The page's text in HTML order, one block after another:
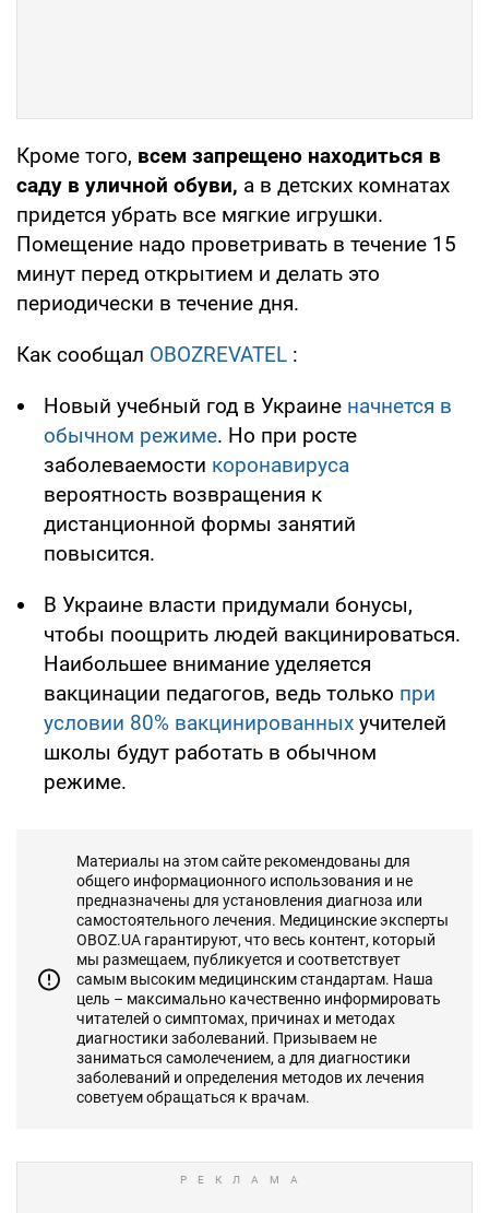
Кроме того, всем запрещено находиться в
саду в уличной обуви, а в детских комнатах
придется убрать все мягкие игрушки.
Помещение надо проветривать в течение 15
минут перед открытием и делать это
периодически в течение дня.
Как сообщал OBOZREVATEL :
Новый учебный год в Украине начнется в
обычном режиме. Но при росте
заболеваемости коронавируса
вероятность возвращения к
дистанционной формы занятий
повысится.
В Украине власти придумали бонусы,
чтобы поощрить людей вакцинироваться.
Наибольшее внимание уделяется
вакцинации педагогов, ведь только при
условии 80% вакцинированных учителей
школы будут работать в обычном
режиме.
Материалы на этом сайте рекомендованы для
общего информационного использования и не
предназначены для установления диагноза или
самостоятельного лечения. Медицинские эксперты
OBOZ.UA гарантируют, что весь контент, который
мы размещаем, публикуется и соответствует
самым высоким медицинским стандартам. Наша
цель – максимально качественно информировать
читателей о симптомах, причинах и методах
диагностики заболеваний. Призываем не
заниматься самолечением, а для диагностики
заболеваний и определения методов их лечения
советуем обращаться к врачам.